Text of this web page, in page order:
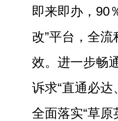
即来即办，90
改”平台，全
效。进一步畅
诉求“直通必
全面落实“草原